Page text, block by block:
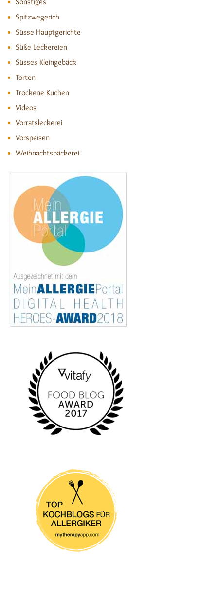
Spitzwegerich
Süsse Hauptgerichte
Süße Leckereien
Süsses Kleingebäck
Torten
Trockene Kuchen
Videos
Vorratsleckerei
Vorspeisen
Weihnachtsbäckerei